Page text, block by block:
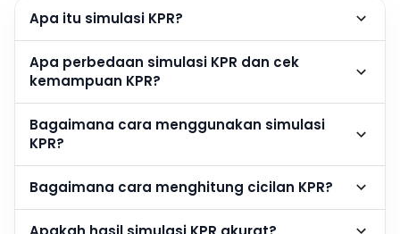
Apa itu simulasi KPR?
Apa perbedaan simulasi KPR dan cek
kemampuan KPR?
Bagaimana cara menggunakan simulasi
KPR?
Bagaimana cara menghitung cicilan KPR?